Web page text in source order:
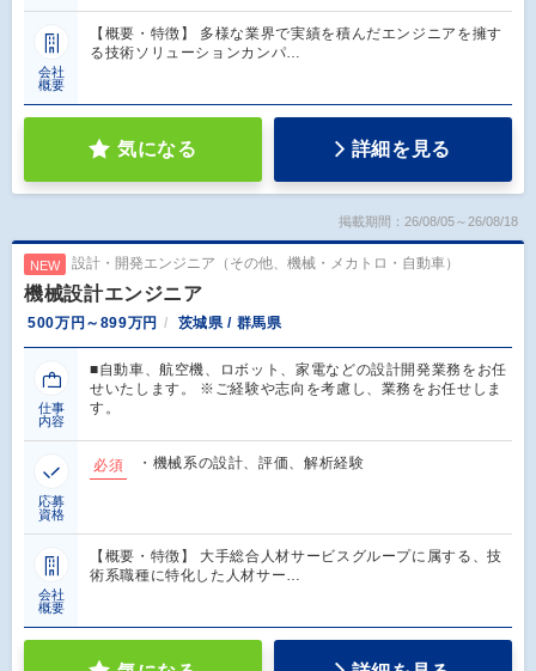
会社
概要
【概要・特徴】 多様な業界で実績を積んだエンジニアを擁す
る技術ソリューションカンパ…
気になる 詳細を見る
掲載期間：26/08/05～26/08/18
NEW 設計・開発エンジニア（その他、機械・メカトロ・自動車）
機械設計エンジニア
500万円～899万円 茨城県 / 群馬県
仕事
内容
■自動車、航空機、ロボット、家電などの設計開発業務をお任
せいたします。 ※ご経験や志向を考慮し、業務をお任せしま
す。
応募
資格
必須 ・機械系の設計、評価、解析経験
会社
概要
【概要・特徴】 大手総合人材サービスグループに属する、技
術系職種に特化した人材サー…